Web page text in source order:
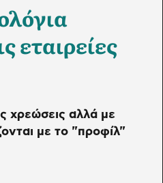
εταιρείες
χρεώσεις αλλά με
με το "προφίλ"